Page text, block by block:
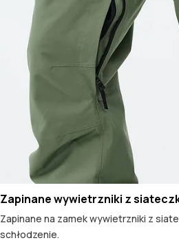
Zapinane wywietrzniki z
Zapinane na zamek wywietrzniki z
schłodzenie.